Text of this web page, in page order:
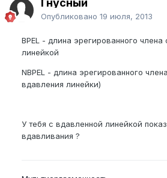
Гнусный
Опубликовано 19 июля, 2013
BPEL - длина эрегированного члена
линейкой
NBPEL - длина эрегированного
вдавления линейки)
У тебя с вдавленной линейкой
вдавливания ?